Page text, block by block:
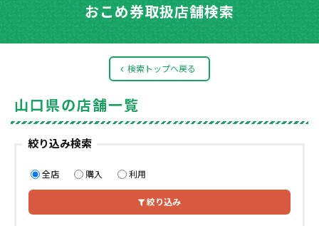
おこめ券取扱店舗検索
検索トップへ戻る
山口県の店舗一覧
絞り込み検索
全店 購入 利用
絞り込み